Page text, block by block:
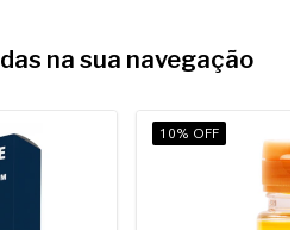
na sua navegação
10% OFF